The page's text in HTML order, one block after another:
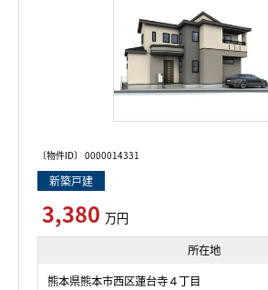
〔物件ID〕 0000014331
新築戸建
3,380 万円
所在地
熊本県熊本市西区蓮台寺４丁目